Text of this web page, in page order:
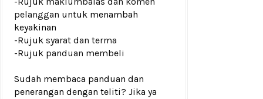
pelanggan untuk menambah
keyakinan
-Rujuk syarat dan terma
-Rujuk panduan membeli
Sudah membaca panduan dan
penerangan dengan teliti? Jika ya